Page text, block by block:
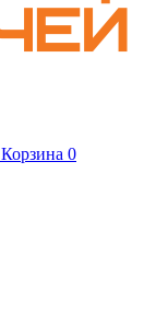
Корзина 0